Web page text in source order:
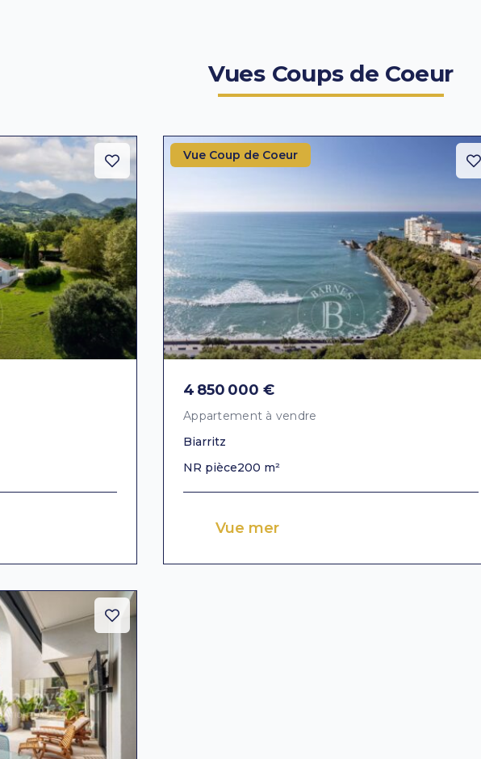
Vues Coups de Coeur
Vue Coup de Coeur
4 850 000 €
Appartement à vendre
Biarritz
NR pièce200 m²
Vue mer